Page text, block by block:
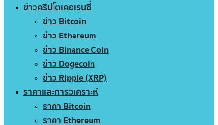
ข่าวคริปโตเคอเรนซี่
ข่าว Bitcoin
ข่าว Ethereum
ข่าว Binance Coin
ข่าว Dogecoin
ข่าว Ripple (XRP)
ราคาและการวิเคราะห์
ราคา Bitcoin
ราคา Ethereum